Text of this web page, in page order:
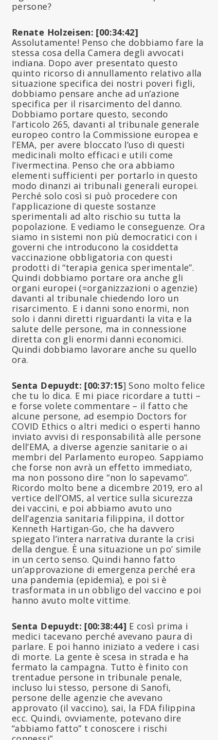
persone?
Renate Holzeisen: [00:34:42]
Assolutamente! Penso che dobbiamo fare la
stessa cosa della Camera degli avvocati
indiana. Dopo aver presentato questo
quinto ricorso di annullamento relativo alla
situazione specifica dei nostri poveri figli,
dobbiamo pensare anche ad un’azione
specifica per il risarcimento del danno.
Dobbiamo portare questo, secondo
l’articolo 265, davanti al tribunale generale
europeo contro la Commissione europea e
l’EMA, per avere bloccato l’uso di questi
medicinali molto efficaci e utili come
l’ivermectina. Penso che ora abbiamo
elementi sufficienti per portarlo in questo
modo dinanzi ai tribunali generali europei.
Perché solo così si può procedere con
l’applicazione di queste sostanze
sperimentali ad alto rischio su tutta la
popolazione. E vediamo le conseguenze. Ora
siamo in sistemi non più democratici con i
governi che introducono la cosiddetta
vaccinazione obbligatoria con questi
prodotti di “terapia genica sperimentale”.
Quindi dobbiamo portare ora anche gli
organi europei (=organizzazioni o agenzie)
davanti al tribunale chiedendo loro un
risarcimento. E i danni sono enormi, non
solo i danni diretti riguardanti la vita e la
salute delle persone, ma in connessione
diretta con gli enormi danni economici.
Quindi dobbiamo lavorare anche su quello
ora.
Senta Depuydt: [00:37:15] Sono molto felice
che tu lo dica. E mi piace ricordare a tutti –
e forse volete commentare – il fatto che
alcune persone, ad esempio Doctors for
COVID Ethics o altri medici o esperti hanno
inviato avvisi di responsabilità alle persone
dell’EMA, a diverse agenzie sanitarie o ai
membri del Parlamento europeo. Sappiamo
che forse non avrà un effetto immediato,
ma non possono dire “non lo sapevamo”.
Ricordo molto bene a dicembre 2019, ero al
vertice dell’OMS, al vertice sulla sicurezza
dei vaccini, e poi abbiamo avuto uno
dell’agenzia sanitaria filippina, il dottor
Kenneth Hartigan-Go, che ha davvero
spiegato l’intera narrativa durante la crisi
della dengue. È una situazione un po’ simile
in un certo senso. Quindi hanno fatto
un’approvazione di emergenza perché era
una pandemia (epidemia), e poi si è
trasformata in un obbligo del vaccino e poi
hanno avuto molte vittime.
Senta Depuydt: [00:38:44] E così prima i
medici tacevano perché avevano paura di
parlare. E poi hanno iniziato a vedere i casi
di morte. La gente è scesa in strada e ha
fermato la campagna. Tutto è finito con
trentadue persone in tribunale penale,
incluso lui stesso, persone di Sanofi,
persone delle agenzie che avevano
approvato (il vaccino), sai, la FDA filippina
ecc. Quindi, ovviamente, potevano dire
“abbiamo fatto” t conoscere i rischi